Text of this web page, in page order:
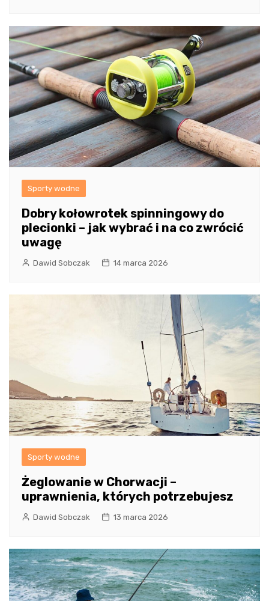
Sporty wodne
Dobry kołowrotek spinningowy do
plecionki – jak wybrać i na co zwrócić
uwagę
Dawid Sobczak 14 marca 2026
Sporty wodne
Żeglowanie w Chorwacji –
uprawnienia, których potrzebujesz
Dawid Sobczak 13 marca 2026